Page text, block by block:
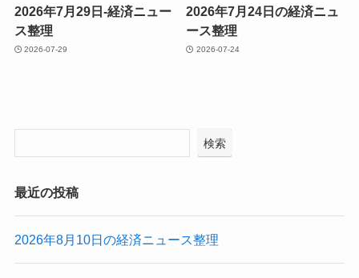
2026年7月29日-経済ニュー
ス整理
2026-07-29
2026年7月24日の経済ニュ
ース整理
2026-07-24
検索
最近の投稿
2026年8月10日の経済ニュース整理